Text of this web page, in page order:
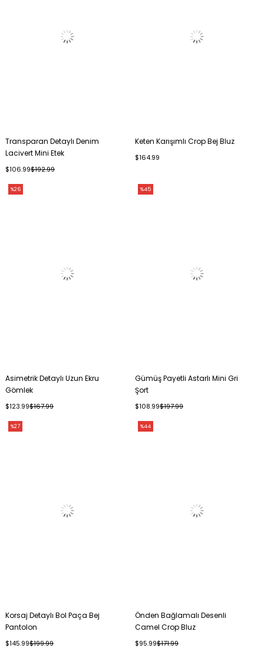
Transparan Detaylı Denim
Lacivert Mini Etek
$106.99$192.99
Keten Karışımlı Crop Bej Bluz
$164.99
Asimetrik Detaylı Uzun Ekru
Gömlek
$123.99$167.99
%26
Gümüş Payetli Astarlı Mini Gri
Şort
$108.99$197.99
%45
Korsaj Detaylı Bol Paça Bej
Pantolon
$145.99$199.99
%27
Önden Bağlamalı Desenli
Camel Crop Bluz
$95.99$171.99
%44